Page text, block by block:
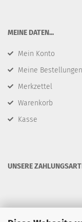
​MEINE DATEN...
Mein Konto
Meine Bestellungen
Merkzettel
Warenkorb
Kasse
​UNSERE